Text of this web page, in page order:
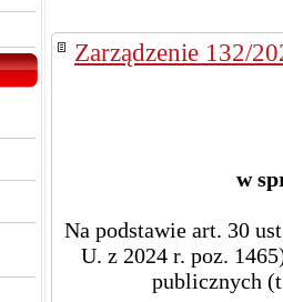
Zarządzenie 132/
w
Na podstawie art. 30
U. z 2024 r. poz.
publicznych